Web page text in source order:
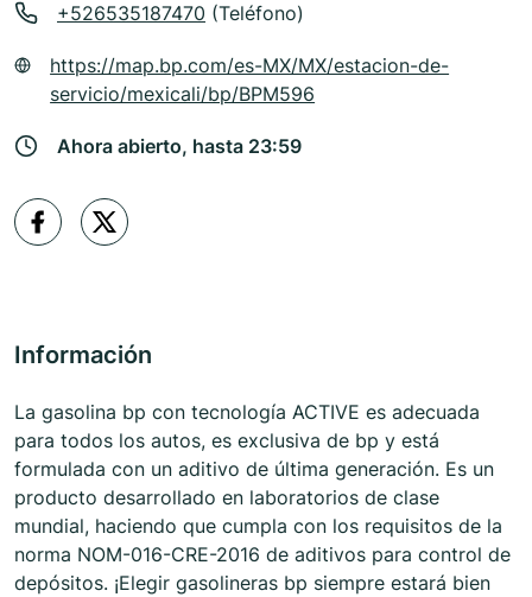
+526535187470 (Teléfono)
https://map.bp.com/es-MX/MX/estacion-de-
servicio/mexicali/bp/BPM596
Ahora abierto, hasta 23:59
Información
La gasolina bp con tecnología ACTIVE es adecuada
para todos los autos, es exclusiva de bp y está
formulada con un aditivo de última generación. Es un
producto desarrollado en laboratorios de clase
mundial, haciendo que cumpla con los requisitos de la
norma NOM-016-CRE-2016 de aditivos para control de
depósitos. ¡Elegir gasolineras bp siempre estará bien